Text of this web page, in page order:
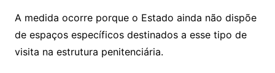
A medida ocorre porque o Estado ainda não dispõe
de espaços específicos destinados a esse tipo de
visita na estrutura penitenciária.